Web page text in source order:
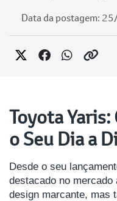
Data da postagem:
Toyota
o Seu Dia a
Desde o seu
destacado no
design marcante, mas